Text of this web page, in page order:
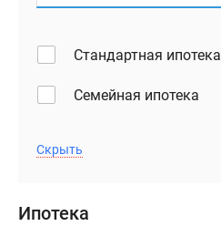
Стандартная ипотека
Семейная ипотека
Скрыть
Ипотека